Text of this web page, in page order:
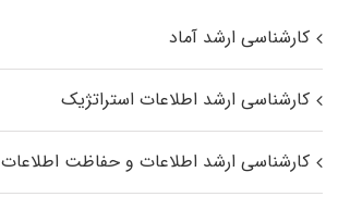
کارشناسی ارشد آماد
کارشناسی ارشد اطلاعات استراتژیک
کارشناسی ارشد اطلاعات و حفاظت اطلاعات